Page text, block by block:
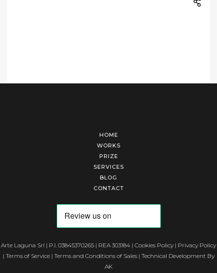
HOME
WORKS
PRIZE
SERVICES
BLOG
CONTACT
Arte Laguna Srl | P.I. 03845370265 | REA 303184 | Cookies Policy | Privacy Policy
| Terms of Service| Terms and Conditions of Sales| Technical Development By
AK